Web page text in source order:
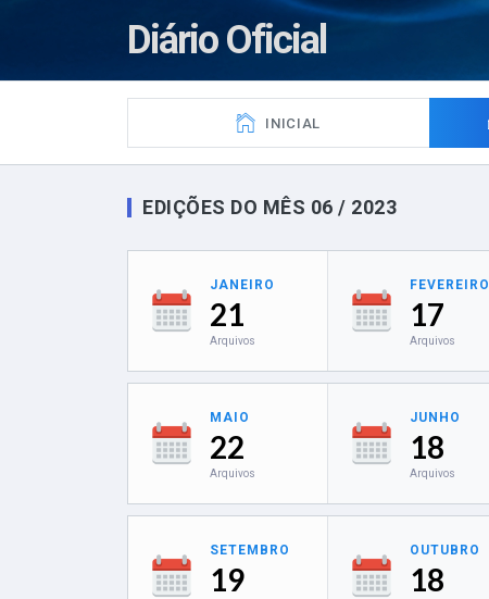
Diário Oficial
INICIAL
EDIÇÕES DO MÊS 06 / 2023
JANEIRO
21
Arquivos
FEVEREIRO
17
Arquivos
MAIO
22
Arquivos
JUNHO
18
Arquivos
SETEMBRO
19
OUTUBRO
18